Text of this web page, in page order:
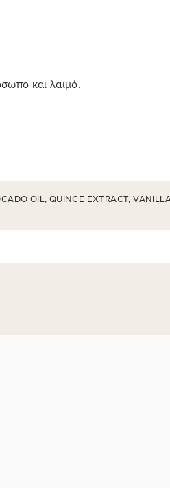
και λαιμό.
OIL, QUINCE EXTRACT,